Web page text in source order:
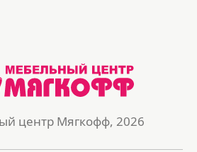
центр Мягкофф, 2026